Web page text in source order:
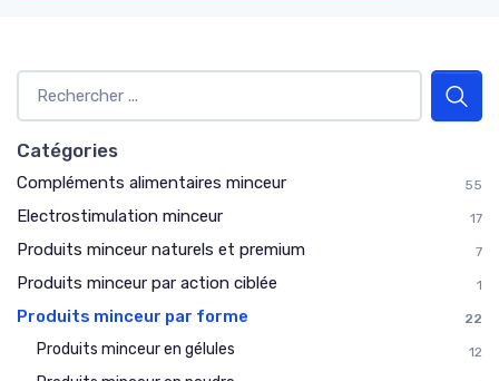
Catégories
Compléments alimentaires minceur 55
Electrostimulation minceur 17
Produits minceur naturels et premium 7
Produits minceur par action ciblée 1
Produits minceur par forme 22
Produits minceur en gélules 12